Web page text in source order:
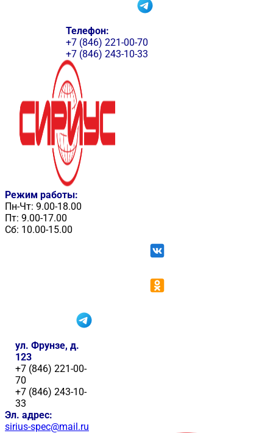
Телефон:
+7 (846) 221-00-70
+7 (846) 243-10-33
Режим работы:
Пн-Чт: 9.00-18.00
Пт: 9.00-17.00
Сб: 10.00-15.00
ул. Фрунзе, д.
123
+7 (846) 221-00-
70
+7 (846) 243-10-
33
Эл. адрес:
sirius-spec@mail.ru